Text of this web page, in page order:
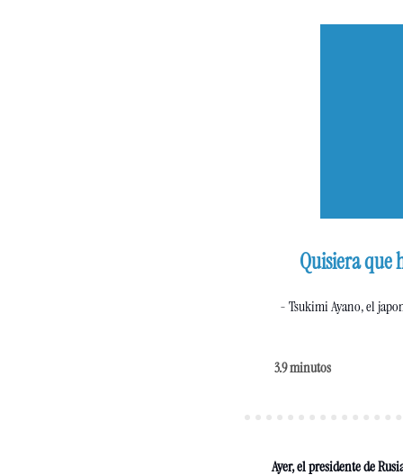
Quisiera que
- Tsukimi Ayano, el
3.9 minutos
Ayer, el presidente de